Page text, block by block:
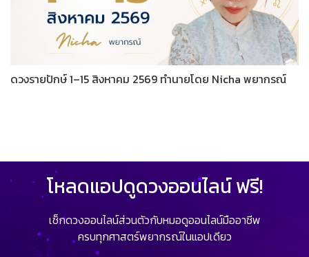
ดวงรายปักษ์ 1–15 สิงหาคม 2569 ทำนายโดย Nicha พยากรณ์
โหลดแอปดูดวงออนไลน์ ฟรี!
เช็กดวงออนไลน์ส่วนตัวกับหมอดูออนไลน์มืออาชีพ
ครบทุกศาสตร์พยากรณ์ในแอปเดียว